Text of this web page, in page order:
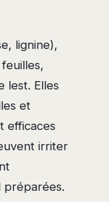
lignine),
lest. Elles
et
efficaces
irriter
préparées.